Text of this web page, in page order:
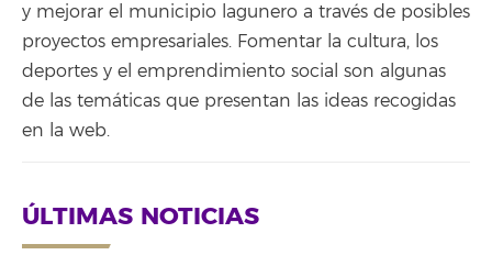
y mejorar el municipio lagunero a través de posibles
proyectos empresariales. Fomentar la cultura, los
deportes y el emprendimiento social son algunas
de las temáticas que presentan las ideas recogidas
en la web.
ÚLTIMAS NOTICIAS